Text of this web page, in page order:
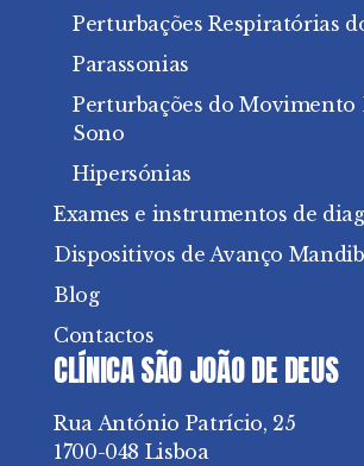
Perturbações Respiratórias
Parassonias
Perturbações do Movimento
Sono
Hipersónias
Exames e instrumentos de
Dispositivos de Avanço
Blog
Contactos
CLÍNICA SÃO JOÃO DE DEUS
Rua António Patrício, 25
1700-048 Lisboa